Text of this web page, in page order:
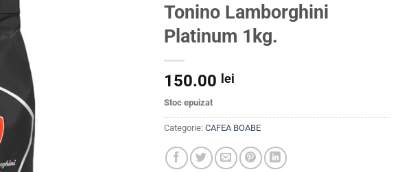
Tonino Lamborghini
Platinum 1kg.
150.00 lei
Stoc epuizat
Categorie: CAFEA BOABE